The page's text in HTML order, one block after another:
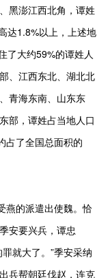
黑澎江西北角，谭姓
达1.8%以上，上述地
了大约59%的谭姓人
、江西东北、湖北北
青海东南、山东东
部，谭姓占当地人口
占了全国总面积的
燕的派遣出使魏。恰
安要兴兵，谭忠
就大了。”季安采纳
兵帮朝廷伐赵，连克